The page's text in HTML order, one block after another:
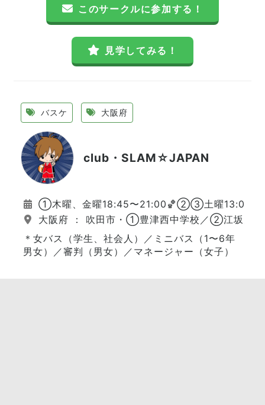
このサークルに参加する！
見学してみる！
バスケ 大阪府
club・SLAM☆JAPAN
①木曜、金曜18:45〜21:00🏀②③土曜13:00〜
大阪府 ： 吹田市・①豊津西中学校／②江坂大
＊女バス（学生、社会人）／ミニバス（1〜6年
男女）／審判（男女）／マネージャー（女子）